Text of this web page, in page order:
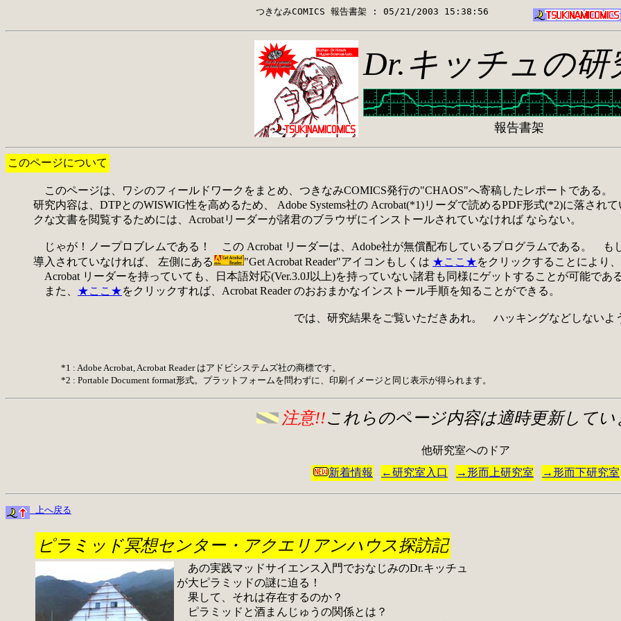
つきなみCOMICS 報告書架 : 05/21/2003 15:38:56
Dr.キッチュの研
報告書架
このページについて
このページは、ワシのフィールドワークをまとめ、つきなみCOMICS発行の"CHAOS"へ寄稿したレポートである。
研究内容は、DTPとのWISWIG性を高めるため、 Adobe Systems社の Acrobat(*1)リーダで読めるPDF形式(*2)に落さ
クな文書を閲覧するためには、Acrobatリーダーが諸君のブラウザにインストールされていなければ ならない。
じゃが！ノープロブレムである！ この Acrobat リーダーは、Adobe社が無償配布しているプログラムである。 も
導入されていなければ、 左側にある
"Get Acrobat Reader"アイコンもしくは ★ここ★をクリックすることにより
Acrobat リーダーを持っていても、日本語対応(Ver.3.0J以上)を持っていない諸君も同様にゲットすることが可能である
また、 ★ここ★をクリックすれば、Acrobat Reader のおおまかなインストール手順を知ることができる。
では、研究結果をご覧いただきあれ。 ハッキングなどしないよ
*1 : Adobe Acrobat, Acrobat Reader はアドビシステムズ社の商標です。
*2 : Portable Document format形式。プラットフォームを問わずに、印刷イメージと同じ表示が得られます。
注意!!これらのページ内容は適時更新してい
他研究室へのドア
新着情報
←研究室入口 →形而上研究室 →形而下研究室
上へ戻る
ピラミッド冥想センター・アクエリアンハウス探訪記
あの実践マッドサイエンス入門でおなじみのDr.キッチュ
が大ピラミッドの謎に迫る！
果して、それは存在するのか？
ピラミッドと酒まんじゅうの関係とは？